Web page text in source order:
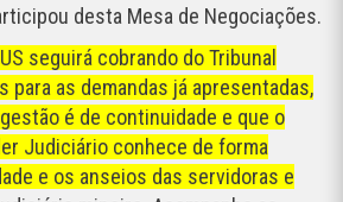
desta Mesa de Negociações.
seguirá cobrando do Tribunal
as demandas já apresentadas,
é de continuidade e que o
Judiciário conhece de forma
e os anseios das servidoras e